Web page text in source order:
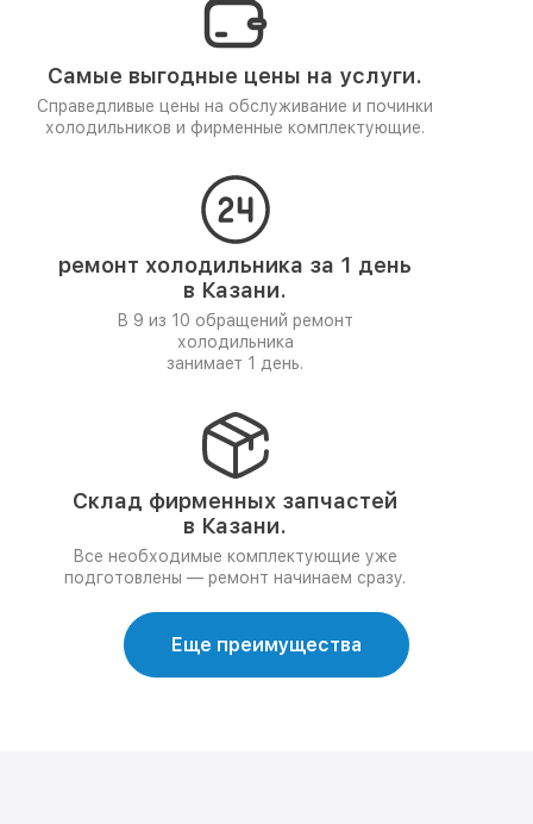
Самые выгодные цены на услуги.
Справедливые цены на обслуживание и починки
холодильников и фирменные комплектующие.
ремонт холодильника за 1 день
в Казани.
В 9 из 10 обращений ремонт
холодильника
занимает 1 день.
Склад фирменных запчастей
в Казани.
Все необходимые комплектующие уже
подготовлены — ремонт начинаем сразу.
Еще преимущества